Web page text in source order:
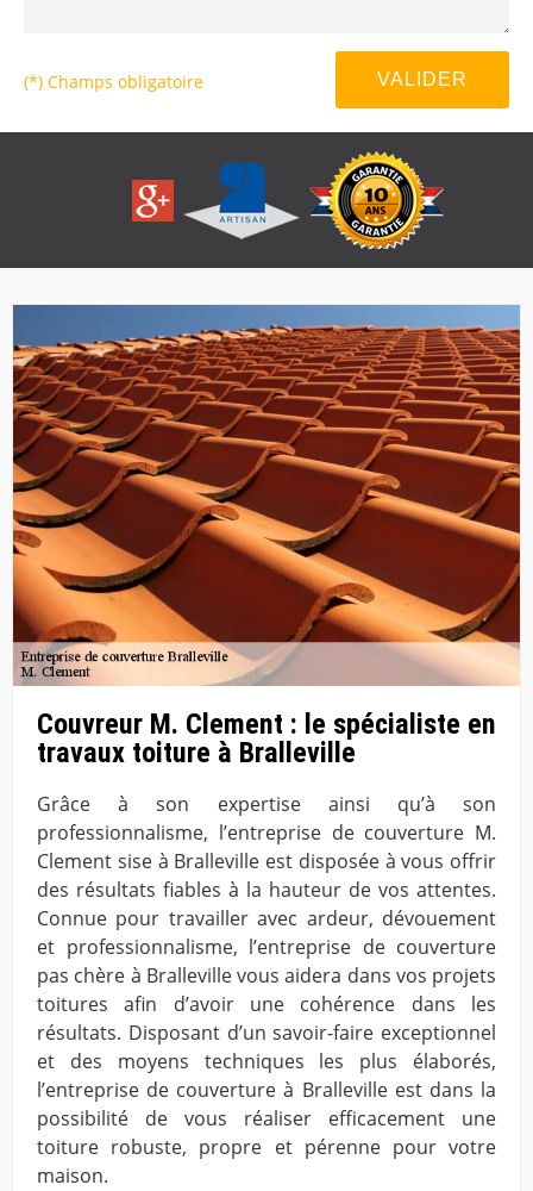
(*) Champs obligatoire
Couvreur M. Clement : le spécialiste en
travaux toiture à Bralleville
Grâce à son expertise ainsi qu’à son
professionnalisme, l’entreprise de couverture M.
Clement sise à Bralleville est disposée à vous offrir
des résultats fiables à la hauteur de vos attentes.
Connue pour travailler avec ardeur, dévouement
et professionnalisme, l’entreprise de couverture
pas chère à Bralleville vous aidera dans vos projets
toitures afin d’avoir une cohérence dans les
résultats. Disposant d’un savoir-faire exceptionnel
et des moyens techniques les plus élaborés,
l’entreprise de couverture à Bralleville est dans la
possibilité de vous réaliser efficacement une
toiture robuste, propre et pérenne pour votre
maison.